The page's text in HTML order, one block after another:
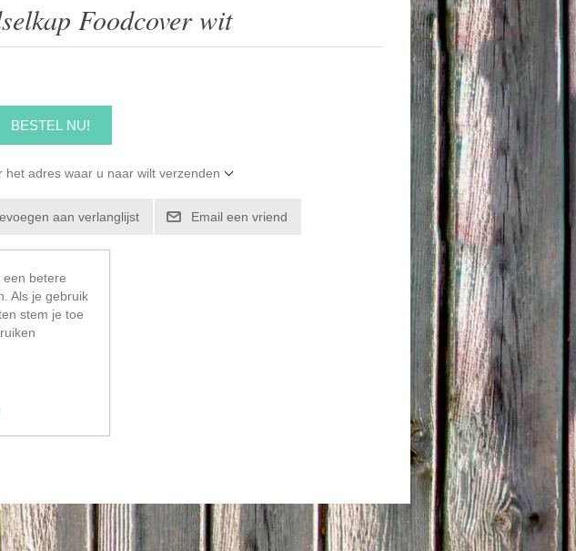
Foodcover wit
BESTEL NU!
het adres waar u naar wilt verzenden
aan verlanglijst Email een vriend
een betere
Als je gebruik
stem je toe